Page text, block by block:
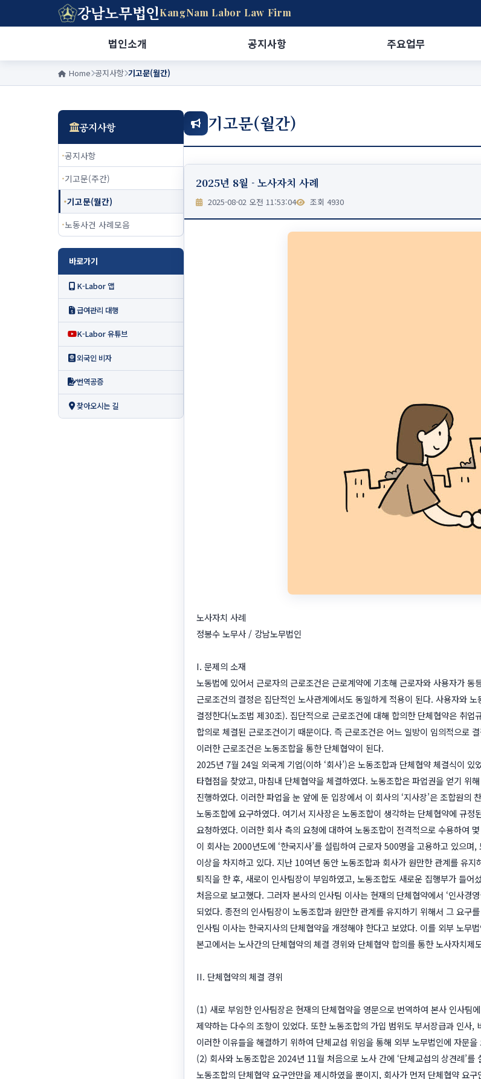
강남노무법인KangNam Labor Law Firm
법인소개 공지사항 주요업무
Home 공지사항 기고문(월간)
공지사항
공지사항
기고문(주간)
기고문(월간)
노동사건 사례모음
바로가기
K-Labor 앱
급여관리 대행
K-Labor 유튜브
외국인 비자
번역공증
찾아오시는 길
기고문(월간)
2025년 8월 - 노사자치 사례
2025-08-02 오전 11:53:04 조회 4930
노사자치 사례
정봉수 노무사 / 강남노무법인
I. 문제의 소재
노동법에 있어서 근로자의 근로조건은 근로계약에 기초해 근로자와 사용자가
근로조건의 결정은 집단적인 노사관계에서도 동일하게 적용이 된다. 사용자와
결정한다(노조법 제30조). 집단적으로 근로조건에 대해 합의한 단체협약은 취
합의로 체결된 근로조건이기 때문이다. 즉 근로조건은 어느 일방이 임의적으로
이러한 근로조건은 노동조합을 통한 단체협약이 된다.
2025년 7월 24일 외국계 기업(이하 ‘회사’)은 노동조합과 단체협약 체결식이
타협점을 찾았고, 마침내 단체협약을 체결하였다. 노동조합은 파업권을 얻기 위
진행하였다. 이러한 파업을 눈 앞에 둔 입장에서 이 회사의 ‘지사장’은 조합원의
노동조합에 요구하였다. 여기서 지사장은 노동조합이 생각하는 단체협약에 규
요청하였다. 이러한 회사 측의 요청에 대하여 노동조합이 전격적으로 수용하여
이 회사는 2000년도에 ‘한국지사’를 설립하여 근로자 500명을 고용하고 있으
이상을 차지하고 있다. 지난 10여년 동안 노동조합과 회사가 원만한 관계를 유
퇴직을 한 후, 새로이 인사팀장이 부임하였고, 노동조합도 새로운 집행부가 들
처음으로 보고했다. 그러자 본사의 인사팀 이사는 현재의 단체협약에서 ‘인사경
되었다. 종전의 인사팀장이 노동조합과 원만한 관계를 유지하기 위해서 그 요구
인사팀 이사는 한국지사의 단체협약을 개정해야 한다고 보았다. 이를 외부 노무
본고에서는 노사간의 단체협약의 체결 경위와 단체협약 합의를 통한 노사자치제
II. 단체협약의 체결 경위
(1) 새로 부임한 인사팀장은 현재의 단체협약을 영문으로 번역하여 본사 인사팀
제약하는 다수의 조항이 있었다. 또한 노동조합의 가입 범위도 부서장급과 인사
이러한 이유들을 해결하기 위하여 단체교섭 위임을 통해 외부 노무법인에 자문을
(2) 회사와 노동조합은 2024년 11월 처음으로 노사 간에 ‘단체교섭의 상견례’
노동조합의 단체협약 요구안만을 제시하였을 뿐이지, 회사가 먼저 단체협약 요